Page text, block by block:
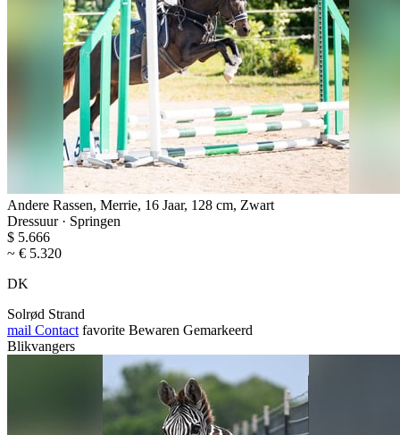
Andere Rassen, Merrie, 16 Jaar, 128 cm, Zwart
Dressuur · Springen
$ 5.666
~ € 5.320
DK
Solrød Strand
mail Contact favorite Bewaren Gemarkeerd
Blikvangers